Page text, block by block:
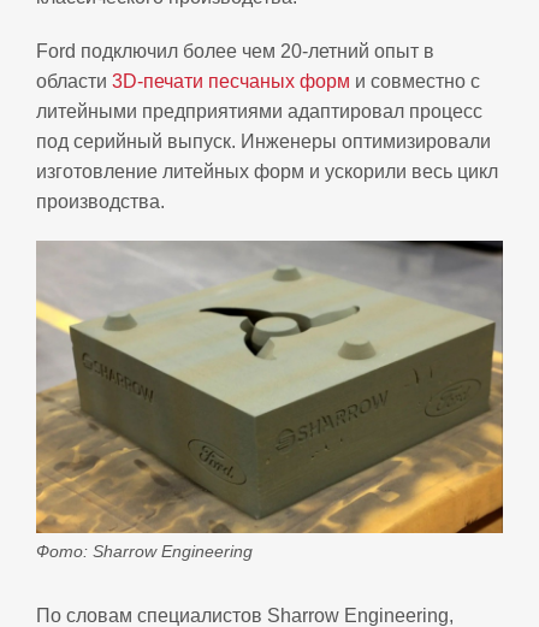
Ford подключил более чем 20-летний опыт в
области 3D-печати песчаных форм и совместно с
литейными предприятиями адаптировал процесс
под серийный выпуск. Инженеры оптимизировали
изготовление литейных форм и ускорили весь цикл
производства.
Фото: Sharrow Engineering
По словам специалистов Sharrow Engineering,